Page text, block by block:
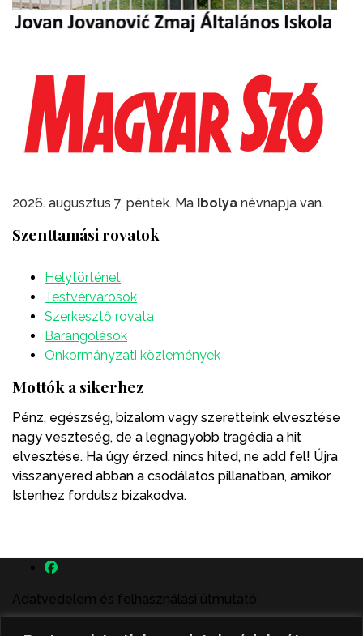
2026. augusztus 7. péntek. Ma Ibolya névnapja van.
Szenttamási rovatok
Helytörténet
Testvérvárosok
Szerkesztő rovata
Barangolások
Önkormányzati közlemények
Mottók a sikerhez
Pénz, egészség, bizalom vagy szeretteink elvesztése
nagy veszteség, de a legnagyobb tragédia a hit
elvesztése. Ha úgy érzed, nincs hited, ne add fel! Újra
visszanyered abban a csodálatos pillanatban, amikor
Istenhez fordulsz bizakodva.
Adatvédelem és felhasználási útmutató:
A szenttamás.rs magyar nyelvű internetes hírportálon